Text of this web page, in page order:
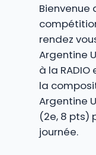
Bienvenue
rendez
Argentine
à la
la
Argentine
(2e, 8 pts)
journée.